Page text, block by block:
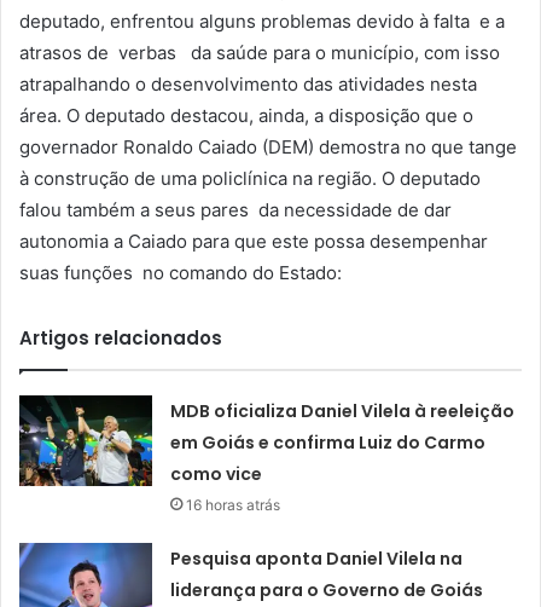
deputado, enfrentou alguns problemas devido à falta e a
atrasos de verbas da saúde para o município, com isso
atrapalhando o desenvolvimento das atividades nesta
área. O deputado destacou, ainda, a disposição que o
governador Ronaldo Caiado (DEM) demostra no que tange
à construção de uma policlínica na região. O deputado
falou também a seus pares da necessidade de dar
autonomia a Caiado para que este possa desempenhar
suas funções no comando do Estado:
Artigos relacionados
MDB oficializa Daniel Vilela à reeleição
em Goiás e confirma Luiz do Carmo
como vice
16 horas atrás
Pesquisa aponta Daniel Vilela na
liderança para o Governo de Goiás